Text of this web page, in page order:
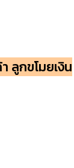
ลูกขโมยเงิน